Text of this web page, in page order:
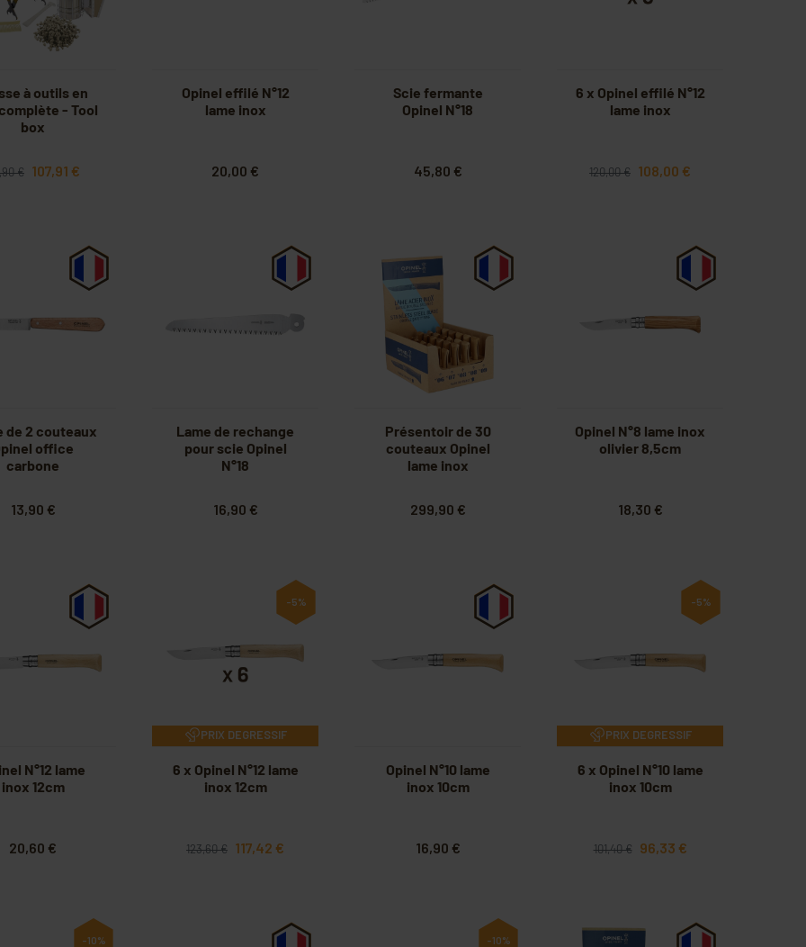
à outils en
- Tool
box
€ 107,91 €
Opinel effilé N°12
lame inox
20,00 €
Scie fermante
Opinel N°18
45,80 €
6 x Opinel effilé N°12
lame inox
120,00 € 108,00 €
de 2 couteaux
office
carbone
13,90 €
Lame de rechange
pour scie Opinel
N°18
16,90 €
Présentoir de 30
couteaux Opinel
lame inox
299,90 €
Opinel N°8 lame inox
olivier 8,5cm
18,30 €
N°12 lame
inox 12cm
20,60 €
-5%
PRIX DEGRESSIF
6 x Opinel N°12 lame
inox 12cm
123,60 € 117,42 €
Opinel N°10 lame
inox 10cm
16,90 €
-5%
PRIX DEGRESSIF
6 x Opinel N°10 lame
inox 10cm
101,40 € 96,33 €
-10% -10%